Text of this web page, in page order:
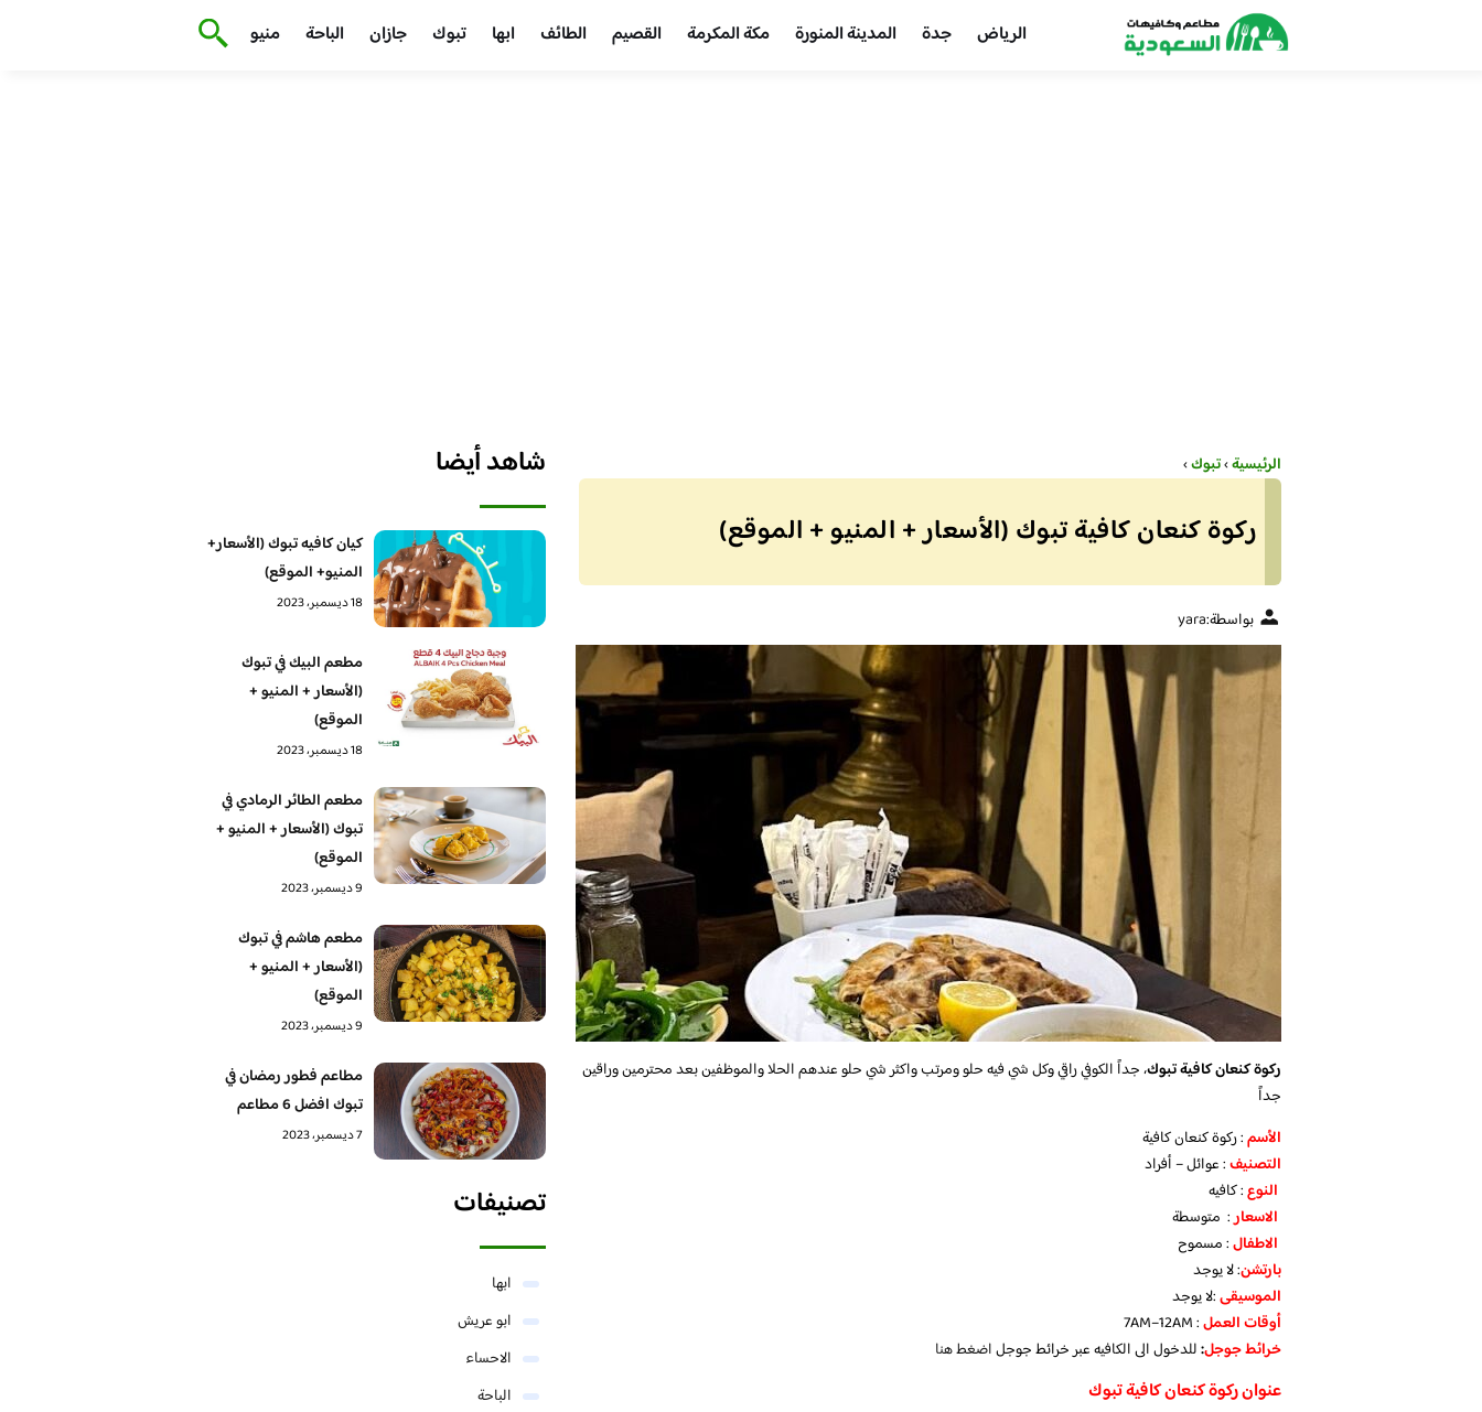
الرياض جدة المدينة المنورة مكة المكرمة القصيم الطائف ابها تبوك جازان الباحة منيو
الرئيسية›تبوك›
ركوة كنعان كافية تبوك (الأسعار + المنيو + الموقع)
بواسطة:yara
ركوة كنعان كافية تبوك، جداً الكوفي راقي وكل شي فيه حلو ومرتب واكثر شي حلو عندهم الحلا والموظفين بعد محترمين وراقين
جداً
الأسم: ركوة كنعان كافية
التصنيف: عوائل – أفراد
النوع: كافيه
الاسعار: متوسطة
الاطفال: مسموح
بارتشن: لا يوجد
الموسيقى:لا يوجد
‏أوقات العمل: 7AM–12AM
خرائط جوجل:للدخول الى الكافيه عبر خرائط جوجلاضغط هنا
عنوان ركوة كنعان كافية تبوك
شاهد أيضا
كيان كافيه تبوك (الأسعار+
المنيو+ الموقع)
18 ديسمبر، 2023
مطعم البيك في تبوك
(الأسعار + المنيو +
الموقع)
18 ديسمبر، 2023
مطعم الطائر الرمادي في
تبوك (الأسعار + المنيو +
الموقع)
9 ديسمبر، 2023
مطعم هاشم في تبوك
(الأسعار + المنيو +
الموقع)
9 ديسمبر، 2023
مطاعم فطور رمضان في
تبوك افضل 6 مطاعم
7 ديسمبر، 2023
تصنيفات
ابها
ابو عريش
الاحساء
الباحة